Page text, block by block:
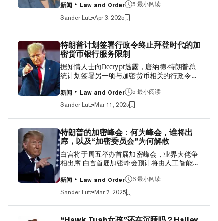
决的方式否决了每一项修正案。 共和党领导层
则反驳了这些提案，他们认为《稳定币法案》
目前要求所有发行方遵守相同的规则，而将某
些发行方排除在外——即使是现任总统本人——
将会抑制市场竞争。该法案将制定一套规则，
涉及遵守反洗钱法律和储备审计等方面，所有
稳定币发行方都必须遵守这些规则才能在美国
市场运营。 “我们在这里并不是要挑选赢家和
输家，”委员会主席French Hill（共和党，阿肯
（NFT）作为融资机制来资助其工作的加密货
币项目应该免于证券监管，并可能很快会从这
一有权力的监管机构那里获得明确指示。 在周
五下午美国证券交易委员会首次举行的加密货
币圆桌会议后台，Peirce（在Gary Gensler辞职
后，她与代理主席Mark Uyeda一起领导美国证
券交易委员会的工作）告诉Decrypt，她对昨
天该机构发表的一份声明所获得的积极反馈感
到鼓舞，该声明宣布工作量证明加密货币挖矿
能是该机构接下来将通过类似豁免声明来处理
的资产类别。 “我们也可以对NFT这样做，”
Peirce说。“如果我们能为[NFT发行方]提供一
些框架或一些标志来参考，我认为这将非常有
帮助。” NFT是存在于以太坊和Solana等区块
链网络上的数字代币。它们通常与数字艺术相
关联，并在二级市场作为可交易资产进行买
卖。NFT市场在2021年末达到巅峰，在狂热高
峰期飙升至250亿美元，有进取心的加密货币
新闻 Law and Order
5 最小阅读
Sander Lutz Apr 3, 2025
特朗普计划签署行政令终止拜登时代的加
密货币银行服务限制
据知情人士向Decrypt透露，唐纳德·特朗普总
统计划签署另一项与加密货币相关的行政令，
政策使得加密货币公司难以获得银行服务。 该
行政令可能会明确撤销与“扼制行动2.0”相关的
规则和监管举措。据称，“扼制行动2.0”是拜登
政府的一项计划，旨在拒绝为加密货币公司和
高管提供银行服务。 当被问及此事时，白宫数
字资产总统工作组的执行主任Bo Hines证实了
正在制定行政措施，但不愿详述。“我认为，
业界可以期待在不久的将来会有所行动，”
Hines告诉Decrypt。 Hines还重申，特朗普政
法。这一短语由Castle Island Ventures合伙人
Nic Carter创造，借鉴了Barack Obama时代的
“扼制行动”，该行动针对的是发薪日贷款机构
和枪支经销商。 Operation Choke Point 2.0:
Crypto Founders Silenced by 'Secret'
新闻 Law and Order
5 最小阅读
Sander Lutz Mar 11, 2025
特朗普的加密峰会：何为峰会，谁将出
席，以及“加密委员会”为何解散
白宫将于周五举办首届加密峰会，业界大佬争
相出席 白宫首届加密峰会预计将由人工智能和
取代唐纳德·特朗普总统曾承诺建立的“加密委
员会”。据知情人士向Decrypt透露，由于加密
货币行业内部争斗可能损害政治善意，政府最
近几周已悄然放弃了这一计划。 峰会的正式邀
请函于周二开始陆续发出。已确认的出席者包
新闻 Law and Order
6 最小阅读
Sander Lutz Mar 7, 2025